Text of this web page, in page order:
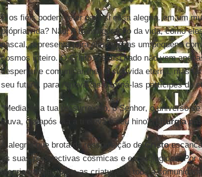
E os fiéis podem reter para si essa alegria. em um
própria vida? Não! A transfiguração da vida, como
pascal, representa para eles apenas um pequeno
cosmos inteiro. O Cristo ressuscitado não vem
despertar e comunicar-lhes a sua vida eterna, mas
seu futuro, para renová-las e torná-las partícipes da
"Mediante a tua ressurreição, ó Senhor, o universo
louva, dia após dia a ti eleva o seu hino" (Liturgia
A alegria que brota da ressurreição deCristo
as suas perspectivas cósmicas e escatológicas. Por
alegria eterna, todas as criaturas e toda a